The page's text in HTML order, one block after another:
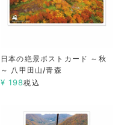
日本の絶景ポストカード ～秋
～ 八甲田山/青森
¥ 198税込